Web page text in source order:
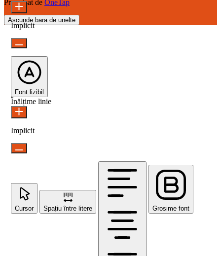
Propulsat de OneTap
Ascunde bara de unelte
Implicit
Font lizibil
Înălțime linie
Implicit
Cursor Spațiu între litere Grosime font